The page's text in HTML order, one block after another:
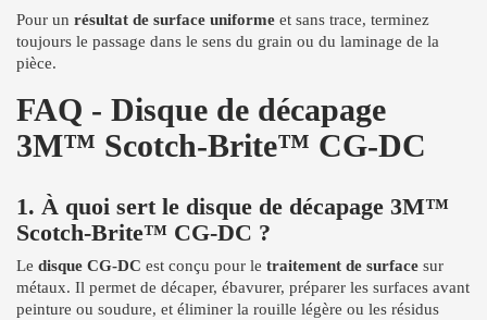
Pour un résultat de surface uniforme et sans trace, terminez
toujours le passage dans le sens du grain ou du laminage de la
pièce.
FAQ - Disque de décapage
3M™ Scotch-Brite™ CG-DC
1. À quoi sert le disque de décapage 3M™
Scotch-Brite™ CG-DC ?
Le disque CG-DC est conçu pour le traitement de surface sur
métaux. Il permet de décaper, ébavurer, préparer les surfaces avant
peinture ou soudure, et éliminer la rouille légère ou les résidus